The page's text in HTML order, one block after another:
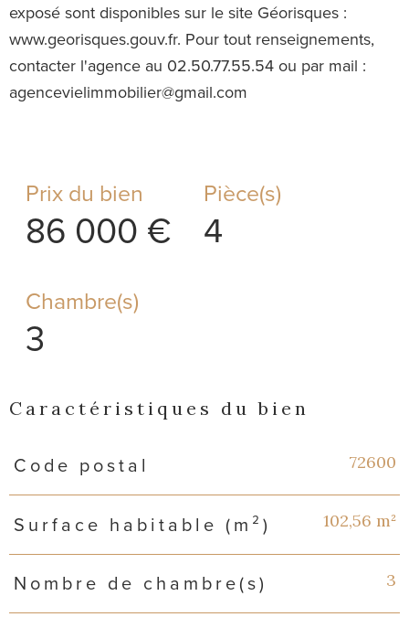
exposé sont disponibles sur le site Géorisques :
www.georisques.gouv.fr. Pour tout renseignements,
contacter l'agence au 02.50.77.55.54 ou par mail :
agencevielimmobilier@gmail.com
Prix du bien
86 000 €
Pièce(s)
4
Chambre(s)
3
Caractéristiques du bien
Caractéristiques Valeurs
Code postal 72600
Surface habitable (m²) 102,56 m²
Nombre de chambre(s) 3